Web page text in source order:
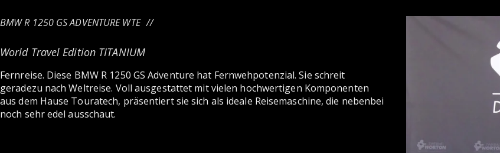
BMW R 1250 GS ADVENTURE WTE
World Travel Edition TITANIUM
Fernreise. Diese BMW R 1250 GS Adventure hat Fernwehpotenzial. Sie schreit
geradezu nach Weltreise. Voll ausgestattet mit vielen hochwertigen Komponenten
aus dem Hause Touratech, präsentiert sie sich als ideale Reisemaschine, die nebenbei
noch sehr edel ausschaut.